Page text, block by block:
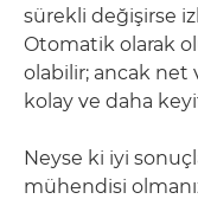
sürekli değişirse
Otomatik olarak
olabilir; ancak net
kolay ve daha
Neyse ki iyi
mühendisi